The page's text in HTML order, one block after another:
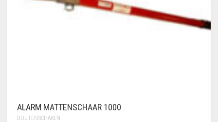
ALARM MATTENSCHAAR 1000
BOUTENSCHAREN